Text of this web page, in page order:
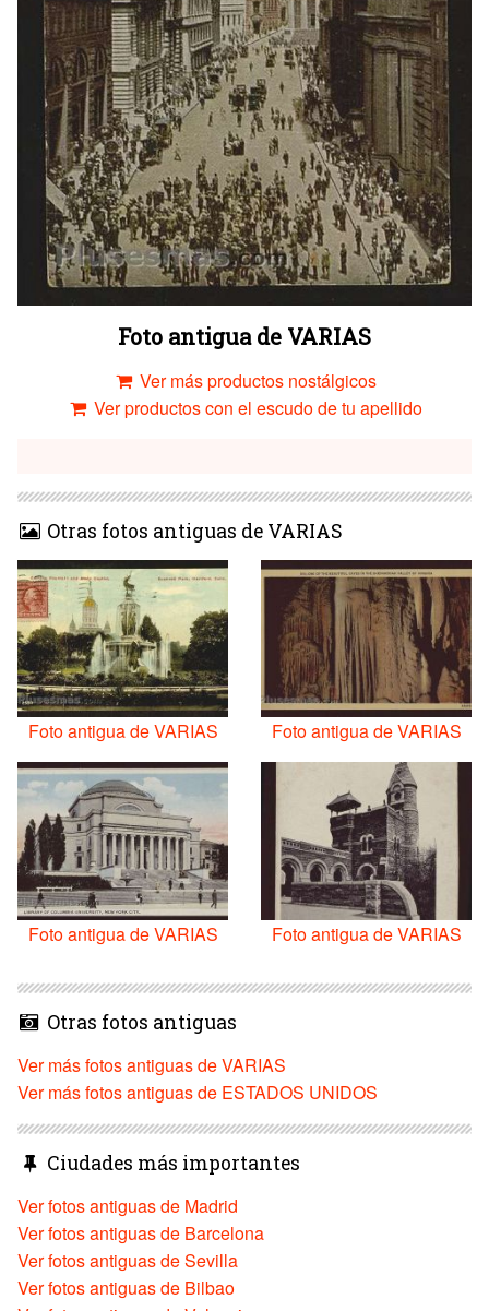
Foto antigua de VARIAS
Ver más productos nostálgicos
Ver productos con el escudo de tu apellido
Otras fotos antiguas de VARIAS
Foto antigua de VARIAS Foto antigua de VARIAS
Foto antigua de VARIAS Foto antigua de VARIAS
Otras fotos antiguas
Ver más fotos antiguas de VARIAS
Ver más fotos antiguas de ESTADOS UNIDOS
Ciudades más importantes
Ver fotos antiguas de Madrid
Ver fotos antiguas de Barcelona
Ver fotos antiguas de Sevilla
Ver fotos antiguas de Bilbao